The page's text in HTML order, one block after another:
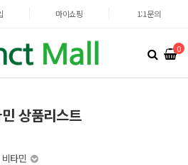
마이쇼핑 1:1문의
0
상품리스트
비타민